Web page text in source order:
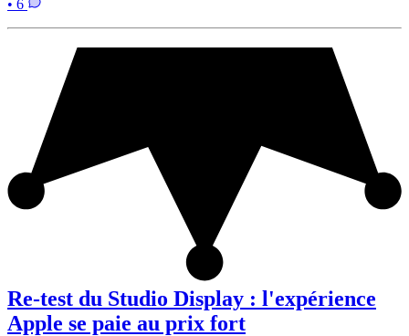
• 6
Re-test du Studio Display : l'expérience
Apple se paie au prix fort